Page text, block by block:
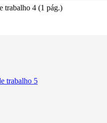
trabalho 4 (1 pág.)
trabalho 5